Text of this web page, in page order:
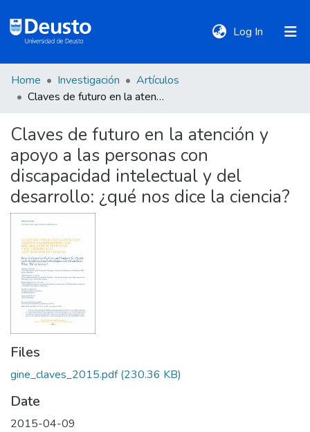
Log In (current)
DeustoTeka
Communities
&
Collections
All of DSpace
Statistics
Policies
Home Investigación
Artículos
Claves de futuro en la atención y apoyo a las personas con discapacidad intelectual y del desarrollo: ¿qué nos dice la ciencia?
Claves de futuro en la atención y
apoyo a las personas con
discapacidad intelectual y del
desarrollo: ¿qué nos dice la ciencia?
Files
gine_claves_2015.pdf(230.36 KB)
Date
2015-04-09